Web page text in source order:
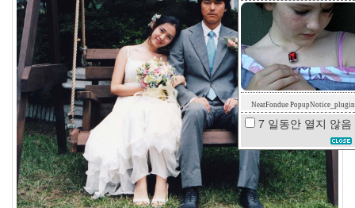
NearFondue PopupNotice_plugin
7 일동안 열지 않음
울리는 몹
쓸 병
LonnieNa
Tag
Cloud